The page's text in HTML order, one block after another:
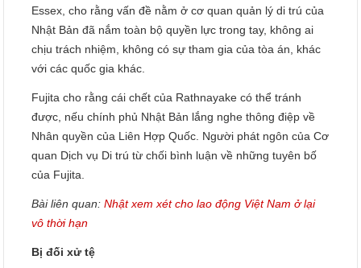
Essex, cho rằng vấn đề nằm ở cơ quan quản lý di trú của
Nhật Bản đã nắm toàn bộ quyền lực trong tay, không ai
chịu trách nhiệm, không có sự tham gia của tòa án, khác
với các quốc gia khác.
Fujita cho rằng cái chết của Rathnayake có thể tránh
được, nếu chính phủ Nhật Bản lắng nghe thông điệp về
Nhân quyền của Liên Hợp Quốc. Người phát ngôn của Cơ
quan Dịch vụ Di trú từ chối bình luận về những tuyên bố
của Fujita.
Bài liên quan:Nhật xem xét cho lao động Việt Nam ở lại
vô thời hạn
Bị đối xử tệ